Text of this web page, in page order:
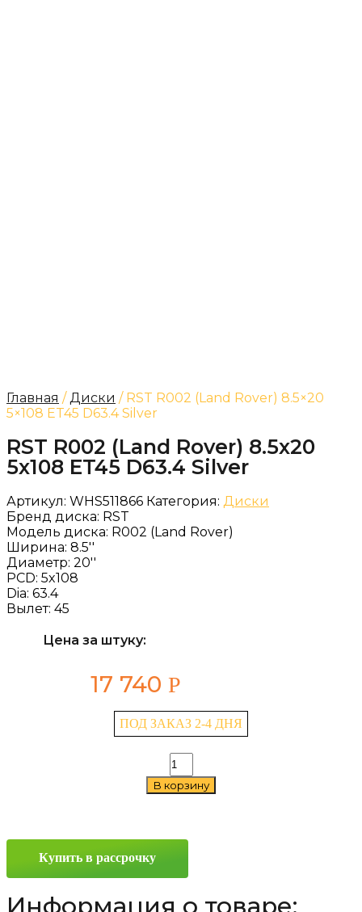
Главная /Диски / RST R002 (Land Rover) 8.5×20
5×108 ET45 D63.4 Silver
RST R002 (Land Rover) 8.5x20
5x108 ET45 D63.4 Silver
Артикул: WHS511866 Категория: Диски
Бренд диска: RST
Модель диска: R002 (Land Rover)
Ширина: 8.5''
Диаметр: 20''
PCD: 5x108
Dia: 63.4
Вылет: 45
Цена за штуку:
17 740 Р
ПОД ЗАКАЗ 2-4 ДНЯ
Количество
товара
RST
8.5x20
ET45
Silver
В корзину
Купить в рассрочку
Информация о товаре: